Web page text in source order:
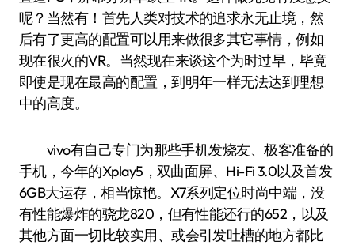
呢？当然有！首先人类对技术的追求永无止境，然
后有了更高的配置可以用来做很多其它事情，例如
现在很火的VR。当然现在来谈这个为时过早，毕竟
即使是现在最高的配置，到明年一样无法达到理想
中的高度。
vivo有自己专门为那些手机发烧友、极客准备的
手机，今年的Xplay5，双曲面屏、Hi-Fi 3.0以及首发
6GB大运存，相当惊艳。X7系列定位时尚中端，没
有性能爆炸的骁龙820，但有性能还行的652，以及
其他方面一切比较实用、或会引发吐槽的地方都比